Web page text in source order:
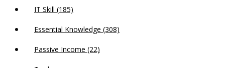
IT Skill (185)
Essential Knowledge (308)
Passive Income (22)